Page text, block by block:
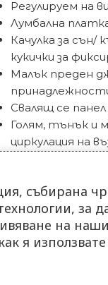
Регулируем на
Лумбална
Качулка за сън/
кукички за
Малък преден
Свалящ се
Голям, тънък и
циркулация на
3 позиции на
родителя, на
гръб от 9м.
Кръстна
против
Омекотени
бебето за
100% памук
събирана
за
на
я използвате